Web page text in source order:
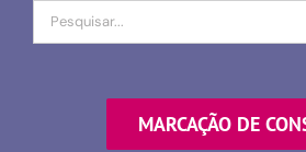
Procurar
por
MARCAÇÃO DE